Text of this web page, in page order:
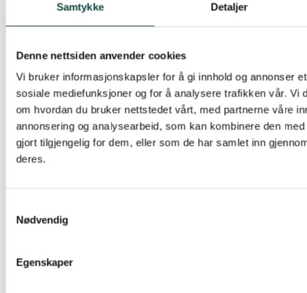
Samtykke Detaljer
Denne nettsiden anvender cookies
Vi bruker informasjonskapsler for å gi innhold og annonser
sosiale mediefunksjoner og for å analysere trafikken vår. Vi
om hvordan du bruker nettstedet vårt, med partnerne våre
annonsering og analysearbeid, som kan kombinere den
gjort tilgjengelig for dem, eller som de har samlet inn
deres.
Nødvendig
Egenskaper
av utmarksressursene samtidig. Bruk av kjøretøy i
hjelpemiddel
i drifta, ikke et mål i seg selv. Persontransport
med bruk av motorkjøretøy i
næringssammenheng,
skal kun tillates når det er gitt en særskilt tillatelse
fra kommunen, etter gitte retningslinjer.
Friluftslivets fellesorganisasjon